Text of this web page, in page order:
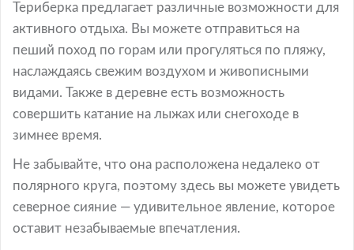
Териберка предлагает различные возможности для
активного отдыха. Вы можете отправиться на
пеший поход по горам или прогуляться по пляжу,
наслаждаясь свежим воздухом и живописными
видами. Также в деревне есть возможность
совершить катание на лыжах или снегоходе в
зимнее время.
Не забывайте, что она расположена недалеко от
полярного круга, поэтому здесь вы можете увидеть
северное сияние — удивительное явление, которое
оставит незабываемые впечатления.